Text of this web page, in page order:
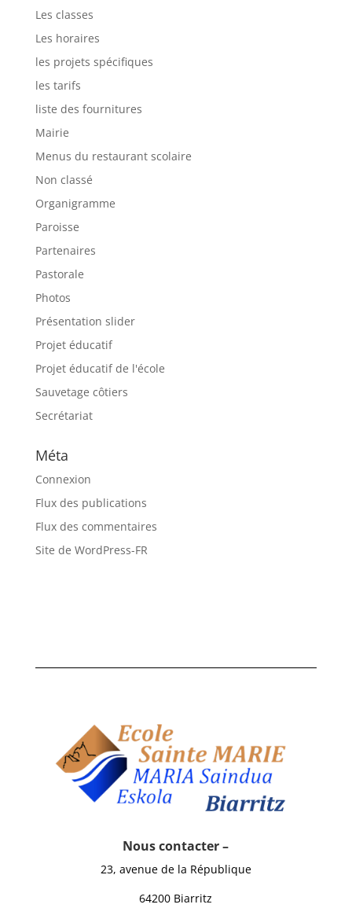
Les classes
Les horaires
les projets spécifiques
les tarifs
liste des fournitures
Mairie
Menus du restaurant scolaire
Non classé
Organigramme
Paroisse
Partenaires
Pastorale
Photos
Présentation slider
Projet éducatif
Projet éducatif de l'école
Sauvetage côtiers
Secrétariat
Méta
Connexion
Flux des publications
Flux des commentaires
Site de WordPress-FR
Nous contacter –
23, avenue de la République
64200 Biarritz